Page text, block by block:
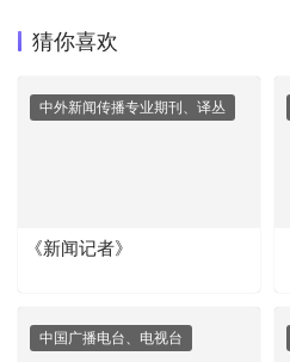
猜你喜欢
中外新闻传播专业期刊、译丛
《新闻记者》
中国广播电台、电视台